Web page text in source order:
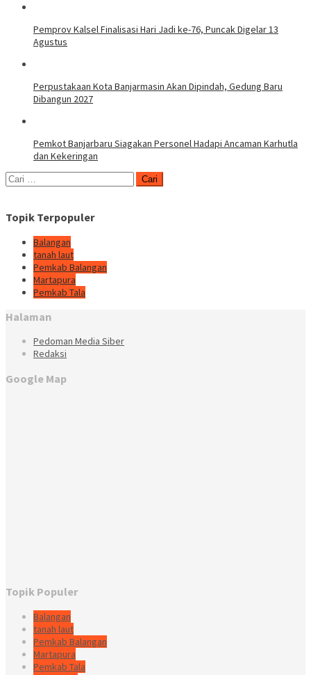
Pemprov Kalsel Finalisasi Hari Jadi ke-76, Puncak Digelar 13
Agustus
Perpustakaan Kota Banjarmasin Akan Dipindah, Gedung Baru
Dibangun 2027
Pemkot Banjarbaru Siagakan Personel Hadapi Ancaman Karhutla
dan Kekeringan
Cari
untuk:
Topik Terpopuler
Balangan
tanah laut
Pemkab Balangan
Martapura
Pemkab Tala
Halaman
Pedoman Media Siber
Redaksi
Google Map
Topik Populer
Balangan
tanah laut
Pemkab Balangan
Martapura
Pemkab Tala